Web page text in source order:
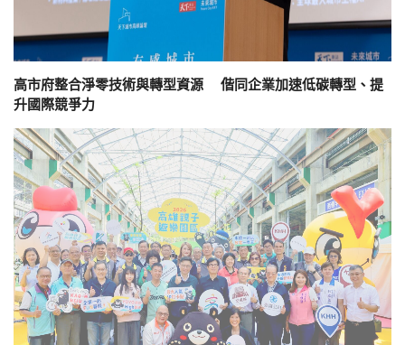
高市府整合淨零技術與轉型資源 偕同企業加速低碳轉型、提
升國際競爭力